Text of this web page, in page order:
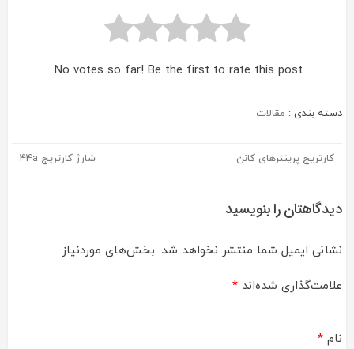
No votes so far! Be the first to rate this post.
دسته بندی : مقالات
راهبری
کارتریج پرینترهای کانن شارژ کارتریج 44a
دیدگاهتان را بنویسید
نشانی ایمیل شما منتشر نخواهد شد. بخش‌های موردنیاز
علامت‌گذاری شده‌اند *
نام *